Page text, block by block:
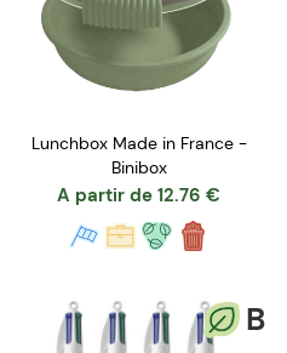
Lunchbox Made in France -
Binibox
A partir de 12.76 €
B